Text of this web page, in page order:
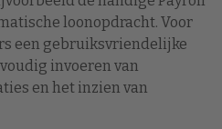
loonopdracht. Voor
een gebruiksvriendelijke
invoeren van
en het inzien van